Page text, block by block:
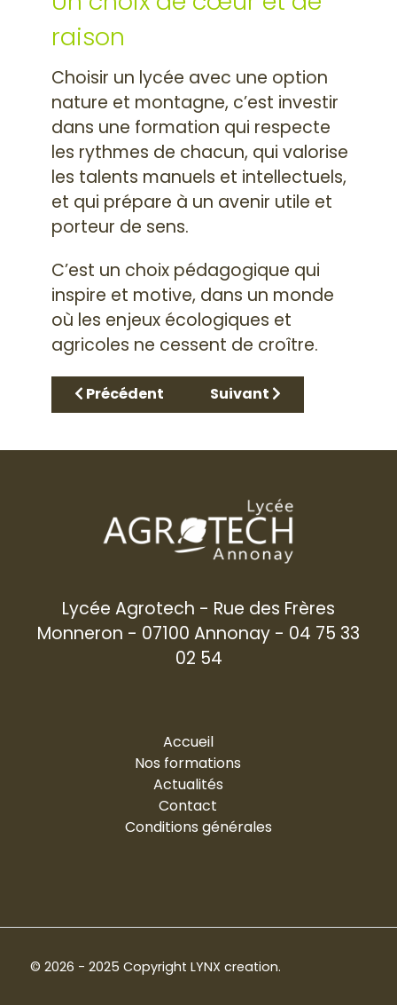
raison
Choisir un lycée avec une option
nature et montagne, c’est investir
dans une formation qui respecte
les rythmes de chacun, qui valorise
les talents manuels et intellectuels,
et qui prépare à un avenir utile et
porteur de sens.
C’est un choix pédagogique qui
inspire et motive, dans un monde
où les enjeux écologiques et
agricoles ne cessent de croître.
Article précédent : Tout savoir sur cap
Précédent Article suivant :
Suivant
Lycée Agrotech - Rue des Frères
Monneron - 07100 Annonay - 04 75 33
02 54
Accueil
Nos formations
Actualités
Contact
Conditions générales
© 2026 - 2025 Copyright LYNX creation.